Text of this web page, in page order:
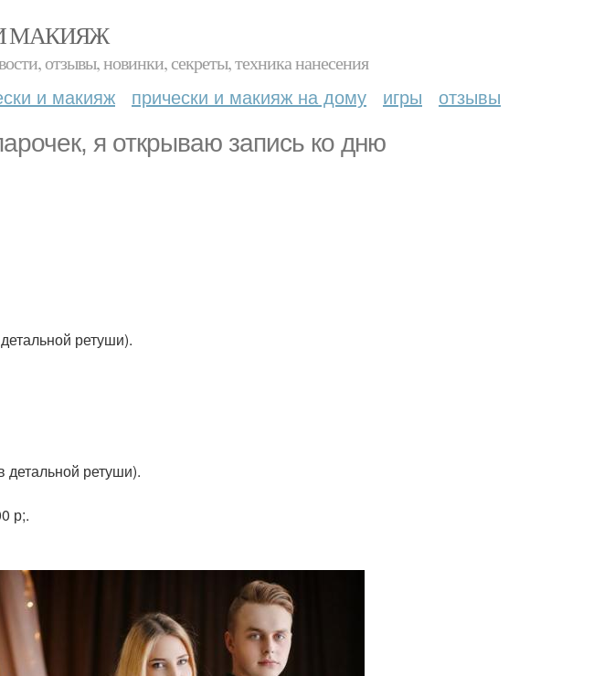
МАКИЯЖ
отзывы, новинки, секреты, техника нанесения
и макияж прически и макияж на дому игры отзывы
я открываю запись ко дню
ретуши).
детальной ретуши).
р;.